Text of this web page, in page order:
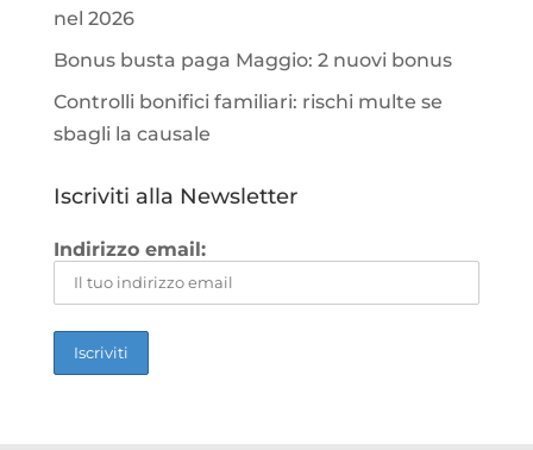
nel 2026
Bonus busta paga Maggio: 2 nuovi bonus
Controlli bonifici familiari: rischi multe se
sbagli la causale
Iscriviti alla Newsletter
Indirizzo email: